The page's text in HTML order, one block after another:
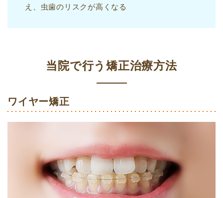
え、虫歯のリスクが高くなる
当院で行う矯正治療方法
ワイヤー矯正